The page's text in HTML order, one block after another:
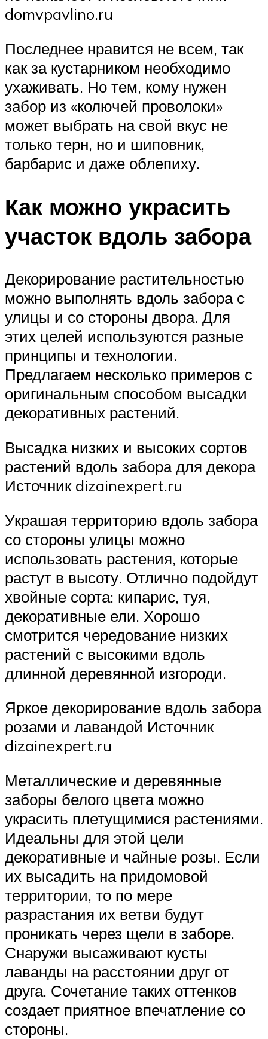
domvpavlino.ru
Последнее нравится не всем, так
как за кустарником необходимо
ухаживать. Но тем, кому нужен
забор из «колючей проволоки»
может выбрать на свой вкус не
только терн, но и шиповник,
барбарис и даже облепиху.
Как можно украсить
участок вдоль забора
Декорирование растительностью
можно выполнять вдоль забора с
улицы и со стороны двора. Для
этих целей используются разные
принципы и технологии.
Предлагаем несколько примеров с
оригинальным способом высадки
декоративных растений.
Высадка низких и высоких сортов
растений вдоль забора для декора
Источник dizainexpert.ru
Украшая территорию вдоль забора
со стороны улицы можно
использовать растения, которые
растут в высоту. Отлично подойдут
хвойные сорта: кипарис, туя,
декоративные ели. Хорошо
смотрится чередование низких
растений с высокими вдоль
длинной деревянной изгороди.
Яркое декорирование вдоль забора
розами и лавандой Источник
dizainexpert.ru
Металлические и деревянные
заборы белого цвета можно
украсить плетущимися растениями.
Идеальны для этой цели
декоративные и чайные розы. Если
их высадить на придомовой
территории, то по мере
разрастания их ветви будут
проникать через щели в заборе.
Снаружи высаживают кусты
лаванды на расстоянии друг от
друга. Сочетание таких оттенков
создает приятное впечатление со
стороны.